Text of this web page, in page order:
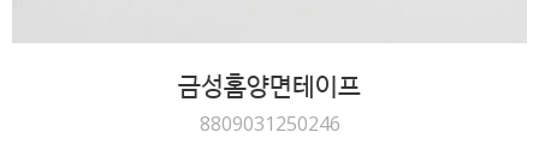
금성홈양면테이프
8809031250246